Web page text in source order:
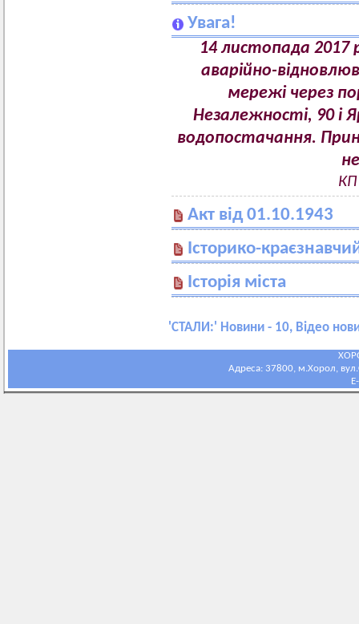
Увага!
14 листопада 2017
аварійно-
мережі через
Незалежності, 90 і
водопостачання.
КП
Акт від 01.10.1943
Історико-
Історія міста
'СТАЛИ:' Новини - 10, Відео
Адреса: 37800, м.Хорол,